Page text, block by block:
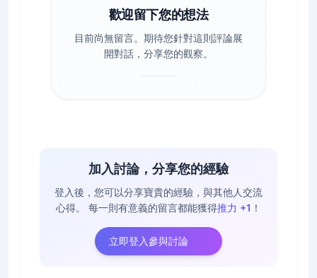
歡迎留下您的想法
目前尚無留言。期待您針對這則評論展
開對話，分享您的觀察。
加入討論，分享您的經驗
登入後，您可以分享寶貴的經驗，與其他人交流
心得。
每一則有意義的留言都能獲得推力 +1 ！
立即登入參與討論